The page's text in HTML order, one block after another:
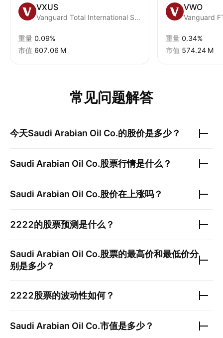
VXUS
Vanguard Total International Stock ETF
重量 0.09%
市值 ‪607.06 M‬
VWO
重量 0.34%
市值 ‪574.24 M‬
常见问题解答
今天Saudi Arabian Oil Co.的股价是多少？
Saudi Arabian Oil Co.股票行情是什么？
Saudi Arabian Oil Co.股价在上涨吗？
2222的股票预测是什么？
Saudi Arabian Oil Co.股票的最高价和最低价分
别是多少？
2222股票的波动性如何？
Saudi Arabian Oil Co.市值是多少？